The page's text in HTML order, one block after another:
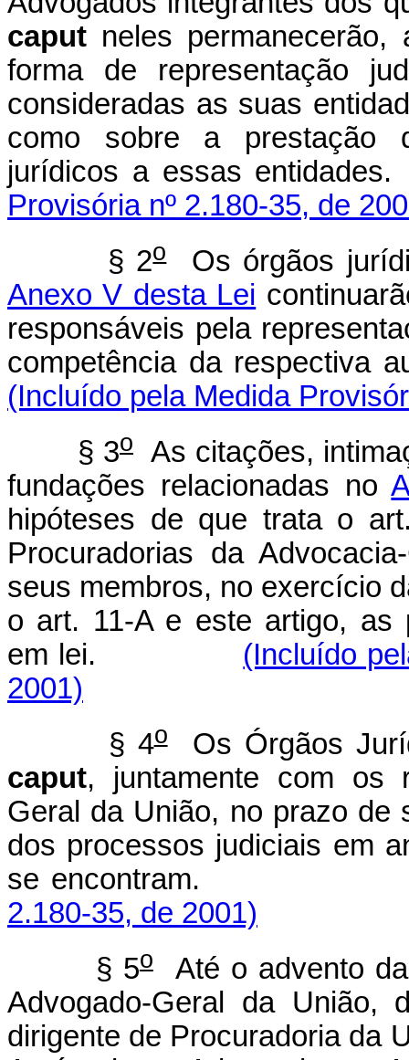
caput neles
forma de representação
consideradas as suas
como sobre a prestação
jurídicos a essas
Provisória nº 2.180-35, de
§ 2oOs órgãos
Anexo V desta Lei
responsáveis pela
competência da
(Incluído pela Medida
§ 3o
As citações,
fundações relacionadas no
hipóteses de que trata o
Procuradorias da
seus membros, no exercício
o art. 11-A e este artigo, as
em lei. (Incluído
2001)
§ 4oOs Órgãos
caput, juntamente com os
Geral da União, no prazo de
dos processos judiciais em
se
2.180-35, de 2001)
§ 5oAté o advento
Advogado-Geral da União,
dirigente de Procuradoria da